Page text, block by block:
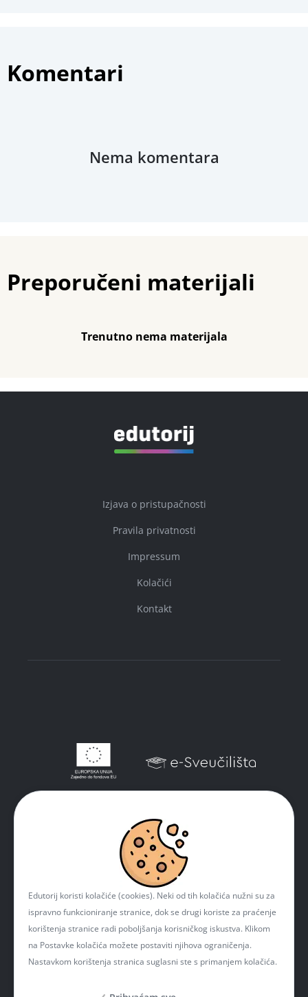
Komentari
Nema komentara
Preporučeni materijali
Trenutno nema materijala
Izjava o pristupačnosti
Pravila privatnosti
Impressum
Kolačići
Kontakt
Edutorij koristi kolačiće (cookies). Neki od tih kolačića nužni su za
ispravno funkcioniranje stranice, dok se drugi koriste za praćenje
korištenja stranice radi poboljšanja korisničkog iskustva. Klikom
na Postavke kolačića možete postaviti njihova ograničenja.
Nastavkom korištenja stranica suglasni ste s primanjem kolačića.